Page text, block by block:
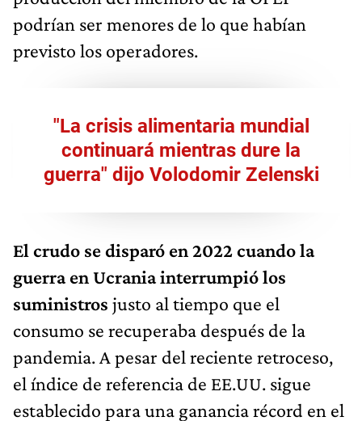
podrían ser menores de lo que habían
previsto los operadores.
"La crisis alimentaria mundial
continuará mientras dure la
guerra" dijo Volodomir Zelenski
El crudo se disparó en 2022 cuando la
guerra en Ucrania interrumpió los
suministros justo al tiempo que el
consumo se recuperaba después de la
pandemia. A pesar del reciente retroceso,
el índice de referencia de EE.UU. sigue
establecido para una ganancia récord en el